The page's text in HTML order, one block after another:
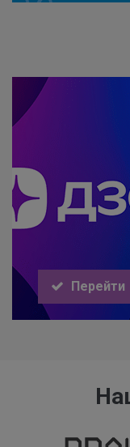
Перейти